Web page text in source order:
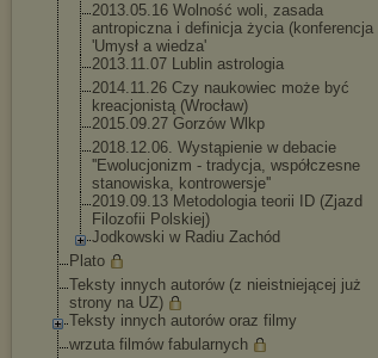
2013.05.16 Wolność woli, zasada
antropiczna i definicja życia (konferencja
'Umysł a wiedza'
2013.11.07 Lublin astrologia
2014.11.26 Czy naukowiec może być
kreacjonistą (Wrocław)
2015.09.27 Gorzów Wlkp
2018.12.06. Wystąpienie w debacie
''Ewolucjonizm - tradycja, współczesne
stanowiska, kontrowersje''
2019.09.13 Metodologia teorii ID (Zjazd
Filozofii Polskiej)
Jodkowski w Radiu Zachód
Plato
Teksty innych autorów (z nieistniejącej już
strony na UZ)
Teksty innych autorów oraz filmy
wrzuta filmów fabularnych